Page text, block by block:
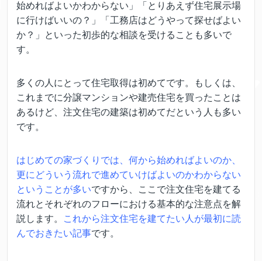
始めればよいかわからない」「とりあえず住宅展示場
に行けばいいの？」「工務店はどうやって探せばよい
か？」といった初歩的な相談を受けることも多いで
す。
多くの人にとって住宅取得は初めてです。もしくは、
これまでに分譲マンションや建売住宅を買ったことは
あるけど、注文住宅の建築は初めてだという人も多い
です。
はじめての家づくりでは、何から始めればよいのか、
更にどういう流れで進めていけばよいのかわからない
ということが多いですから、ここで注文住宅を建てる
流れとそれぞれのフローにおける基本的な注意点を解
説します。
これから注文住宅を建てたい人が最初に読
んでおきたい記事です。